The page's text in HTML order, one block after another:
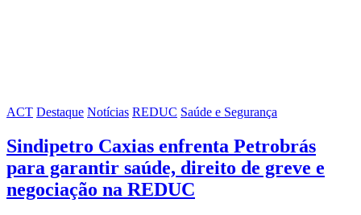
ACT Destaque Notícias REDUC Saúde e Segurança
Sindipetro Caxias enfrenta Petrobrás
para garantir saúde, direito de greve e
negociação na REDUC